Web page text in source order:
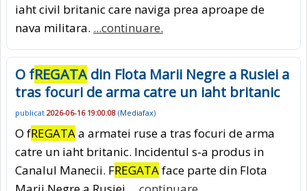
iaht civil britanic care naviga prea aproape de
nava militara. ...continuare.
O fREGATAdin Flota Marii Negre a Rusiei a
tras focuri de arma catre un iaht britanic
publicat 2026-06-16 19:00:08 (Mediafax)
O fREGATAa armatei ruse a tras focuri de arma
catre un iaht britanic. Incidentul s-a produs in
Canalul Manecii. FREGATAface parte din Flota